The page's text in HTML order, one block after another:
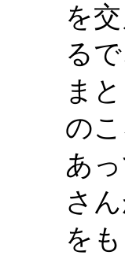
を
る
ま
の
あ
さ
を